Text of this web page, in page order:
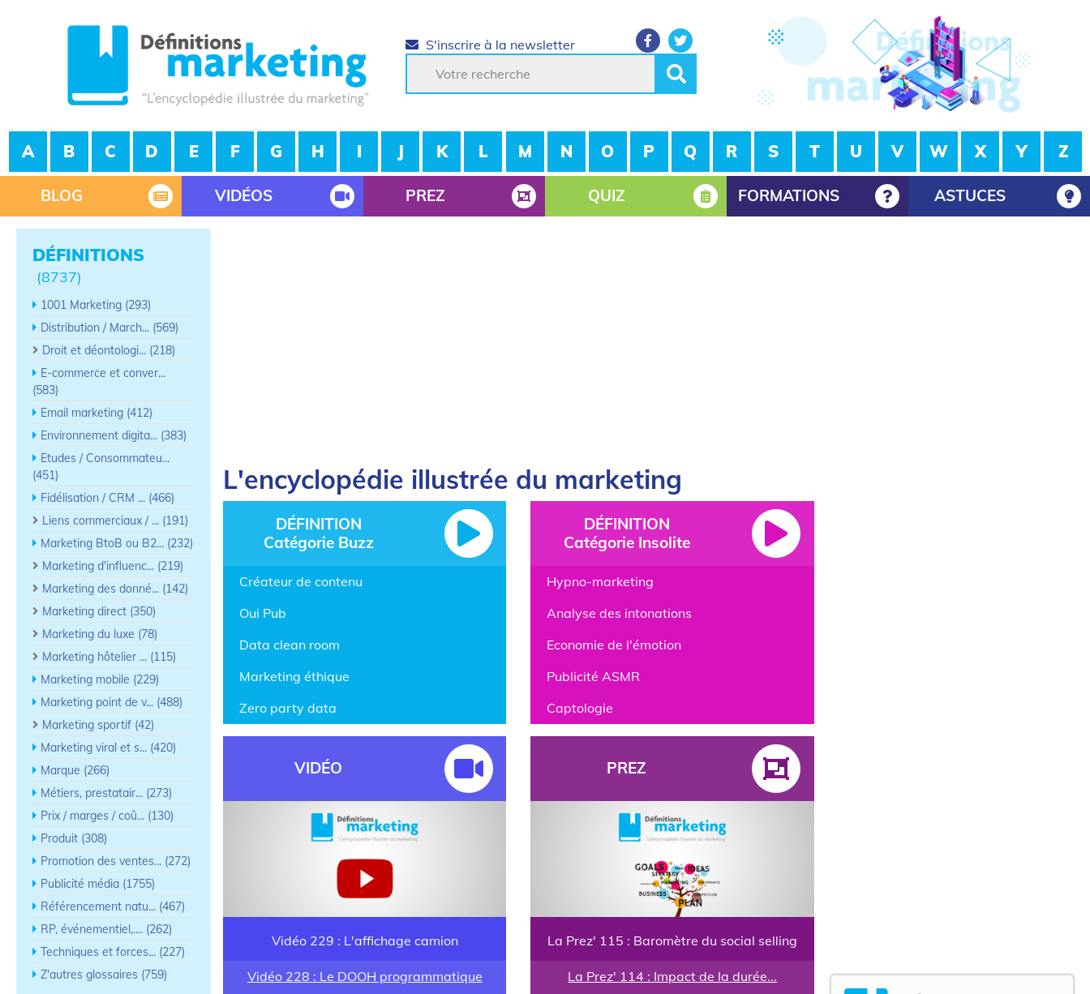
S'inscrire à la newsletter
A B C D E F G H I J K L M N O P Q R S T U V W X Y Z
BLOG VIDÉOS PREZ QUIZ FORMATIONS ASTUCES
DÉFINITIONS
(8737)
1001 Marketing (293)
Distribution / March... (569)
Droit et déontologi... (218)
E-commerce et conver...
(583)
Email marketing (412)
Environnement digita... (383)
Etudes / Consommateu...
(451)
Fidélisation / CRM ... (466)
Liens commerciaux / ... (191)
Marketing BtoB ou B2... (232)
Marketing d'influenc... (219)
Marketing des donné... (142)
Marketing direct (350)
Marketing du luxe (78)
Marketing hôtelier ... (115)
Marketing mobile (229)
Marketing point de v... (488)
Marketing sportif (42)
Marketing viral et s... (420)
Marque (266)
Métiers, prestatair... (273)
Prix / marges / coû... (130)
Produit (308)
Promotion des ventes... (272)
Publicité média (1755)
Référencement natu... (467)
RP, événementiel,.... (262)
Techniques et forces... (227)
Z'autres glossaires (759)
L'encyclopédie illustrée du marketing
DÉFINITION
Catégorie Buzz
Créateur de contenu
Oui Pub
Data clean room
Marketing éthique
Zero party data
DÉFINITION
Catégorie Insolite
Hypno-marketing
Analyse des intonations
Economie de l'émotion
Publicité ASMR
Captologie
VIDÉO
Vidéo 229 : L'affichage camion
Vidéo 228 : Le DOOH programmatique
PREZ
La Prez' 115 : Baromètre du social selling
La Prez' 114 : Impact de la durée...